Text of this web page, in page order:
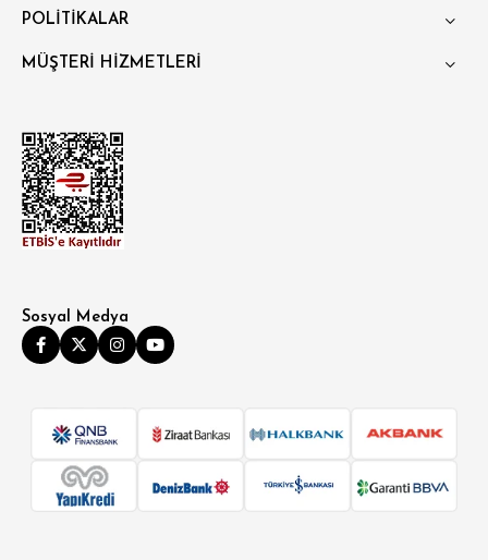
POLİTİKALAR
MÜŞTERİ HİZMETLERİ
Sosyal Medya